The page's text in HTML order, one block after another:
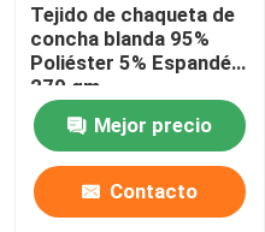
Tejido de chaqueta de
concha blanda 95%
Poliéster 5% Espandéx
270 gm
Mejor precio
Contacto